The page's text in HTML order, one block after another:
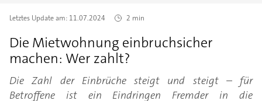
Letztes Update am: 11.07.2024 2 min
Die Mietwohnung einbruchsicher
machen: Wer zahlt?
Die Zahl der Einbrüche steigt und steigt – für
Betroffene ist ein Eindringen Fremder in die